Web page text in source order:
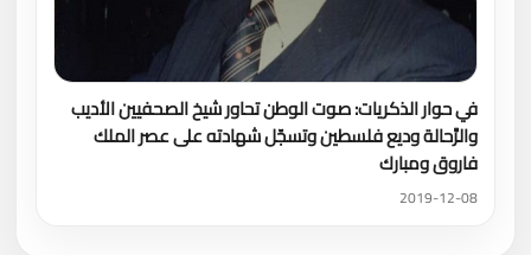
في حوار الذكريات: صوت الوطن تحاور شيخ الصحفيين الأديب
والرَّحالة وديع فلسطين وتسجّل شهادته على عصر الملك
فاروق ومبارك
2019-12-08